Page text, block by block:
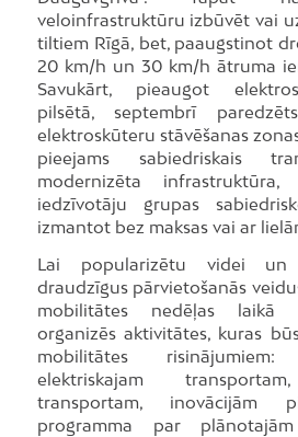
veloinfrastruktūru izbūvēt vai
tiltiem Rīgā, bet, paaugstinot
20 km/h un 30 km/h ātruma
Savukārt, pieaugot
pilsētā, septembrī
elektroskūteru stāvēšanas
pieejams sabiedriskais
modernizēta
iedzīvotāju grupas
izmantot bez maksas vai ar
Lai popularizētu videi un
draudzīgus pārvietošanās
mobilitātes nedēļas laikā
organizēs aktivitātes, kuras
mobilitātes risinājumiem:
elektriskajam
transportam, inovācijām
programma par